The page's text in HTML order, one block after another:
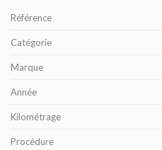
Référence
Catégorie
Marque
Année
Kilométrage
Procédure